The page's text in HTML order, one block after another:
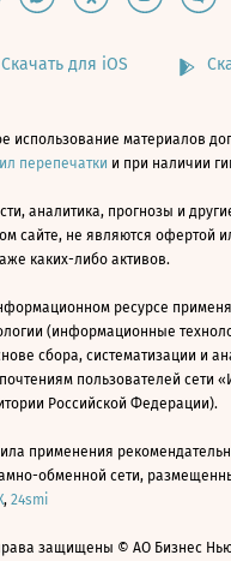
Скачать для iOS
использование материалов
перепечатки и при наличии
аналитика, прогнозы и
сайте, не являются офертой
каких-либо активов.
ресурсе
(информационные
сбора, систематизации и
пользователей сети
Российской Федерации).
применения
обменной сети,
, 24smi
защищены © АО Бизнес